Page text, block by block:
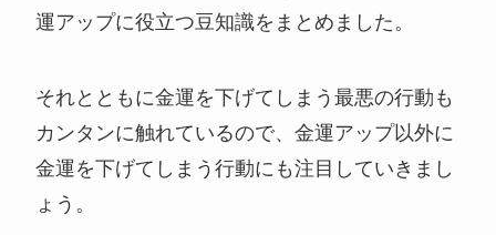
運アップに役立つ豆知識をまとめました。
それとともに金運を下げてしまう最悪の行動も
カンタンに触れているので、金運アップ以外に
金運を下げてしまう行動にも注目していきまし
ょう。